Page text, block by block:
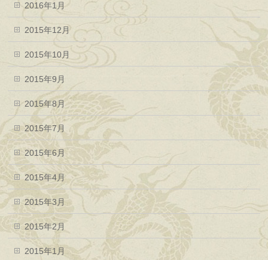
2016年1月
2015年12月
2015年10月
2015年9月
2015年8月
2015年7月
2015年6月
2015年4月
2015年3月
2015年2月
2015年1月